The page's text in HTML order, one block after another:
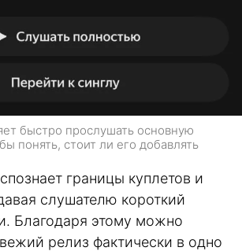
быстро прослушать основную
понять, стоит ли его добавлять
границы куплетов и
слушателю короткий
Благодаря этому можно
релиз фактически в одно